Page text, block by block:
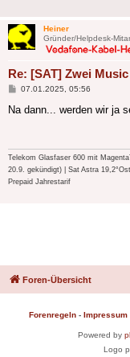
Heiner
Gründer/Helpdesk-
Re: [SAT] Zwei
Beitrag
07.01.2025, 05:56
Na dann... werden wir ja
Telekom Glasfaser 600 mit
20.9. gekündigt) | Sat Astra
Prepaid Jahrestarif
Foren-Übersicht
Forenregeln - Impressum
Powered by
Logo